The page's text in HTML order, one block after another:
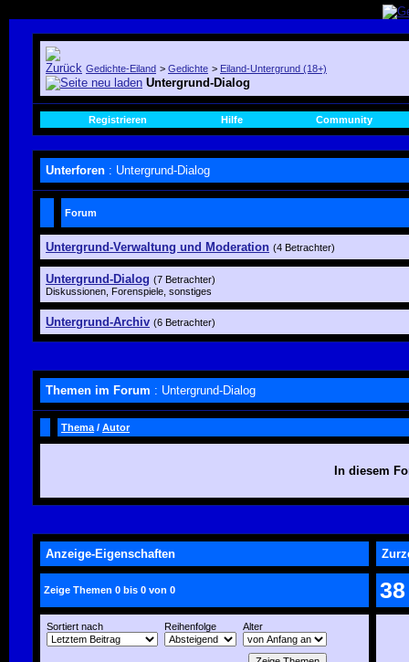
Gedichte-Eiland > Gedichte > Eiland-Untergrund (18+)
Untergrund-Dialog
Registrieren Hilfe Community
Unterforen : Untergrund-Dialog
Forum
Untergrund-Verwaltung und Moderation (4 Betrachter)
Untergrund-Dialog (7 Betrachter)
Diskussionen, Forenspiele, sonstiges
Untergrund-Archiv (6 Betrachter)
Themen im Forum : Untergrund-Dialog
Thema / Autor
In diesem
Anzeige-Eigenschaften
Zeige Themen 0 bis 0 von 0
Sortiert nach Reihenfolge Alter